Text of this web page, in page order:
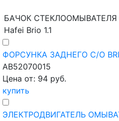
БАЧОК СТЕКЛООМЫВАТЕЛЯ
Hafei Brio 1.1
ФОРСУНКА ЗАДНЕГО С/О
AB52070015
Цена от: 94 руб.
купить
ЭЛЕКТРОДВИГАТЕЛЬ